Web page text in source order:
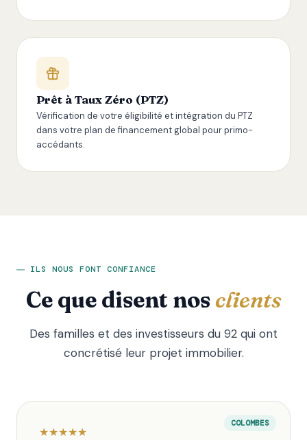
Prêt à Taux Zéro (PTZ)
Vérification de votre éligibilité et intégration du PTZ
dans votre plan de financement global pour primo-
accédants.
ILS NOUS FONT CONFIANCE
Ce que disent nosclients
Des familles et des investisseurs du 92 qui ont
concrétisé leur projet immobilier.
COLOMBES
★★★★★